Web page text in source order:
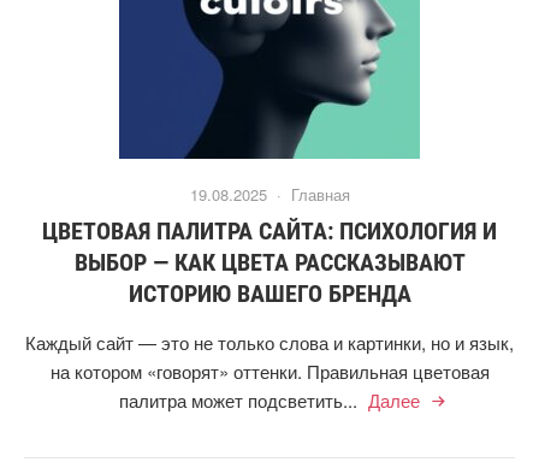
19.08.2025 · Главная
ЦВЕТОВАЯ ПАЛИТРА САЙТА: ПСИХОЛОГИЯ И
ВЫБОР — КАК ЦВЕТА РАССКАЗЫВАЮТ
ИСТОРИЮ ВАШЕГО БРЕНДА
Каждый сайт — это не только слова и картинки, но и язык,
на котором «говорят» оттенки. Правильная цветовая
палитра может подсветить... Далее